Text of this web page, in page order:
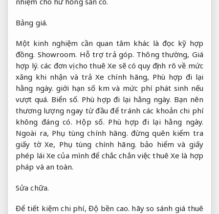
Bảng giá.
Một kinh nghiệm cần quan tâm khác là đọc kỹ hợp
đồng. Showroom. Hỗ trợ trả góp. Thông thường, Giá
hợp lý. các đơn vị cho thuê Xe sẽ có quy định rõ về mức
xăng khi nhận và trả Xe chính hãng, Phù hợp đi lại
hằng ngày. giới hạn số km và mức phí phát sinh nếu
vượt quá. Biển số. Phù hợp đi lại hằng ngày. Bạn nên
thương lượng ngay từ đầu để tránh các khoản chi phí
không đáng có. Hộp số. Phù hợp đi lại hằng ngày.
Ngoài ra, Phụ tùng chính hãng. đừng quên kiểm tra
giấy tờ Xe, Phụ tùng chính hãng. bảo hiểm và giấy
phép lái Xe của mình để chắc chắn việc thuê Xe là hợp
pháp và an toàn.
Sửa chữa.
Để tiết kiệm chi phí,Độ bền cao. hãy so sánh giá thuê